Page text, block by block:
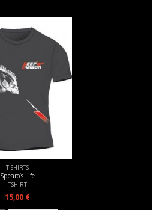
T-SHIRTS
Spearo’s Life
TSHIRT
15,00 €